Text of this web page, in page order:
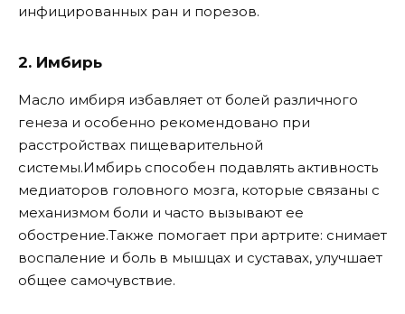
инфицированных ран и порезов.
2. Имбирь
Масло имбиря избавляет от болей различного
генеза и особенно рекомендовано при
расстройствах пищеварительной
системы.Имбирь способен подавлять активность
медиаторов головного мозга, которые связаны с
механизмом боли и часто вызывают ее
обострение.Также помогает при артрите: снимает
воспаление и боль в мышцах и суставах, улучшает
общее самочувствие.